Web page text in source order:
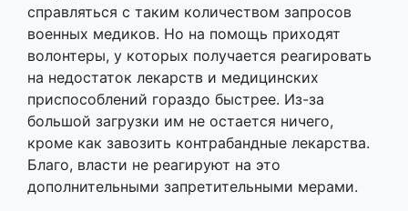
справляться с таким количеством запросов
военных медиков. Но на помощь приходят
волонтеры, у которых получается реагировать
на недостаток лекарств и медицинских
приспособлений гораздо быстрее. Из-за
большой загрузки им не остается ничего,
кроме как завозить контрабандные лекарства.
Благо, власти не реагируют на это
дополнительными запретительными мерами.